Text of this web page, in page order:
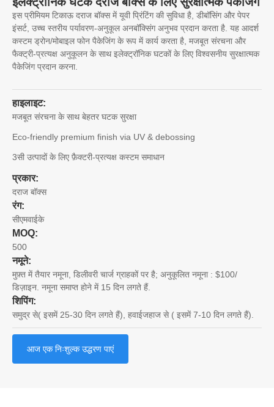
इस प्रीमियम टिकाऊ दराज बॉक्स में यूवी प्रिंटिंग की सुविधा है, डीबॉसिंग और पेपर
इंसर्ट, उच्च स्तरीय पर्यावरण-अनुकूल अनबॉक्सिंग अनुभव प्रदान करता है. यह आदर्श
कस्टम ड्रोन/मोबाइल फोन पैकेजिंग के रूप में कार्य करता है, मजबूत संरचना और
फैक्ट्री-प्रत्यक्ष अनुकूलन के साथ इलेक्ट्रॉनिक घटकों के लिए विश्वसनीय सुरक्षात्मक
पैकेजिंग प्रदान करना.
हाइलाइट:
मजबूत संरचना के साथ बेहतर घटक सुरक्षा
Eco-friendly premium finish via UV & debossing
3सी उत्पादों के लिए फ़ैक्टरी-प्रत्यक्ष कस्टम समाधान
प्रकार:
दराज बॉक्स
रंग:
सीएमवाईके
MOQ:
500
नमूने:
मुफ़्त में तैयार नमूना, डिलीवरी चार्ज ग्राहकों पर है; अनुकूलित नमूना : $100/
डिज़ाइन. नमूना समाप्त होने में 15 दिन लगते हैं.
शिपिंग:
समुद्र से( इसमें 25-30 दिन लगते हैं), हवाईजहाज से ( इसमें 7-10 दिन लगते हैं).
आज एक निःशुल्क उद्धरण पाएं